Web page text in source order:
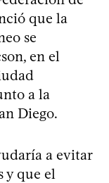
que la
se
en el
a la
Diego.
a evitar
y que el